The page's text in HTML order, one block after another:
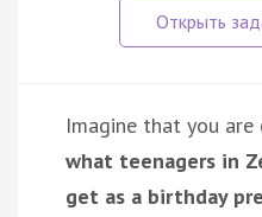
Imagine that you
what teenagers in
get as a birthday